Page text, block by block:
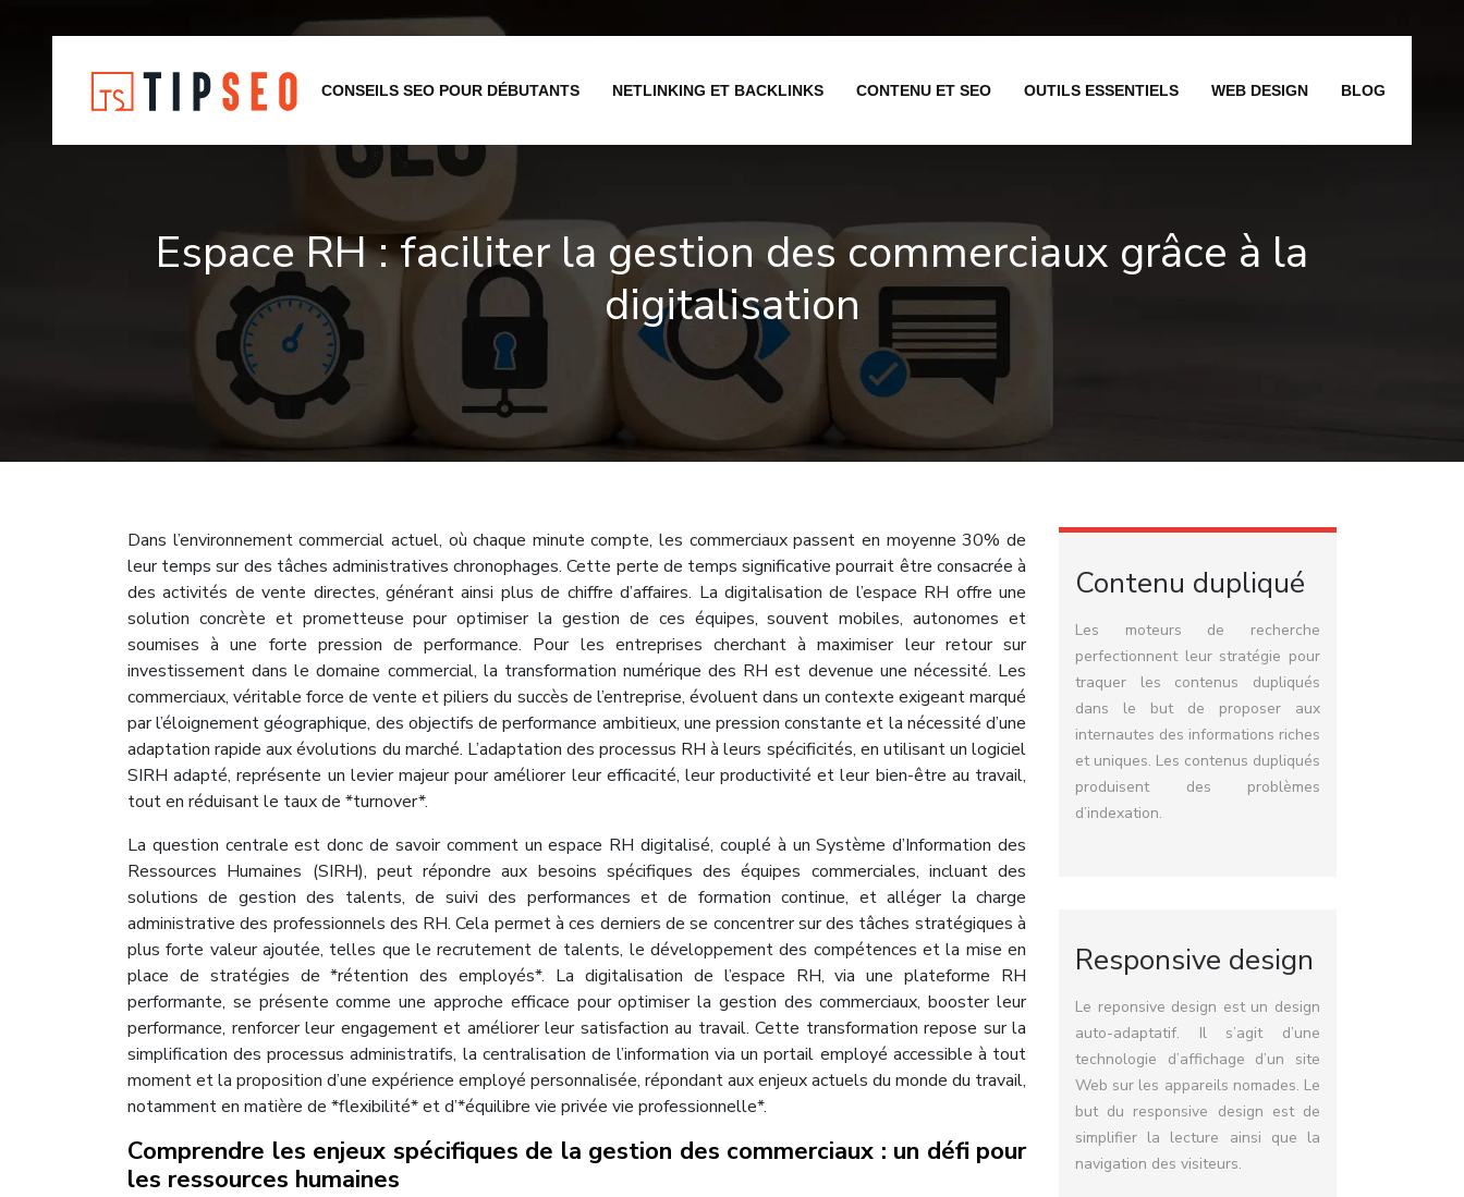
CONSEILS SEO POUR DÉBUTANTS NETLINKING ET BACKLINKS CONTENU ET SEO OUTILS ESSENTIELS WEB DESIGN BLOG
Espace RH : faciliter la gestion des commerciaux grâce à la
digitalisation
Dans l’environnement commercial actuel, où chaque minute compte, les commerciaux passent en moyenne 30% de
leur temps sur des tâches administratives chronophages. Cette perte de temps significative pourrait être consacrée à
des activités de vente directes, générant ainsi plus de chiffre d’affaires. La digitalisation de l’espace RH offre une
solution concrète et prometteuse pour optimiser la gestion de ces équipes, souvent mobiles, autonomes et
soumises à une forte pression de performance. Pour les entreprises cherchant à maximiser leur retour sur
investissement dans le domaine commercial, la transformation numérique des RH est devenue une nécessité. Les
commerciaux, véritable force de vente et piliers du succès de l’entreprise, évoluent dans un contexte exigeant marqué
par l’éloignement géographique, des objectifs de performance ambitieux, une pression constante et la nécessité d’une
adaptation rapide aux évolutions du marché. L’adaptation des processus RH à leurs spécificités, en utilisant un logiciel
SIRH adapté, représente un levier majeur pour améliorer leur efficacité, leur productivité et leur bien-être au travail,
tout en réduisant le taux de *turnover*.
La question centrale est donc de savoir comment un espace RH digitalisé, couplé à un Système d’Information des
Ressources Humaines (SIRH), peut répondre aux besoins spécifiques des équipes commerciales, incluant des
solutions de gestion des talents, de suivi des performances et de formation continue, et alléger la charge
administrative des professionnels des RH. Cela permet à ces derniers de se concentrer sur des tâches stratégiques à
plus forte valeur ajoutée, telles que le recrutement de talents, le développement des compétences et la mise en
place de stratégies de *rétention des employés*. La digitalisation de l’espace RH, via une plateforme RH
performante, se présente comme une approche efficace pour optimiser la gestion des commerciaux, booster leur
performance, renforcer leur engagement et améliorer leur satisfaction au travail. Cette transformation repose sur la
simplification des processus administratifs, la centralisation de l’information via un portail employé accessible à tout
moment et la proposition d’une expérience employé personnalisée, répondant aux enjeux actuels du monde du travail,
notamment en matière de *flexibilité* et d’*équilibre vie privée vie professionnelle*.
Comprendre les enjeux spécifiques de la gestion des commerciaux : un défi pour
les ressources humaines
Contenu dupliqué
Les moteurs de recherche
perfectionnent leur stratégie pour
traquer les contenus dupliqués
dans le but de proposer aux
internautes des informations riches
et uniques. Les contenus dupliqués
produisent des problèmes
d’indexation.
Responsive design
Le reponsive design est un design
auto-adaptatif. Il s’agit d’une
technologie d’affichage d’un site
Web sur les appareils nomades. Le
but du responsive design est de
simplifier la lecture ainsi que la
navigation des visiteurs.